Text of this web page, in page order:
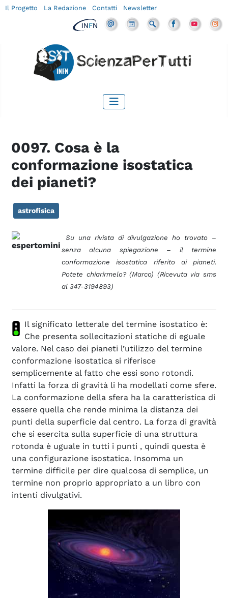
Il Progetto La Redazione Contatti Newsletter
0097. Cosa è la
conformazione isostatica
dei pianeti?
astrofisica
Su una rivista di divulgazione ho trovato –
senza alcuna spiegazione – il termine
conformazione isostatica riferito ai pianeti.
Potete chiarirmelo? (Marco) (Ricevuta via sms
al 347-3194893)
Il significato letterale del termine isostatico è:
Che presenta sollecitazioni statiche di eguale
valore. Nel caso dei pianeti l’utilizzo del termine
conformazione isostatica si riferisce
semplicemente al fatto che essi sono rotondi.
Infatti la forza di gravità li ha modellati come sfere.
La conformazione della sfera ha la caratteristica di
essere quella che rende minima la distanza dei
punti della superficie dal centro. La forza di gravità
che si esercita sulla superficie di una struttura
rotonda è uguale in tutti i punti , quindi questa è
una configurazione isostatica. Insomma un
termine difficile per dire qualcosa di semplice, un
termine non proprio appropriato a un libro con
intenti divulgativi.